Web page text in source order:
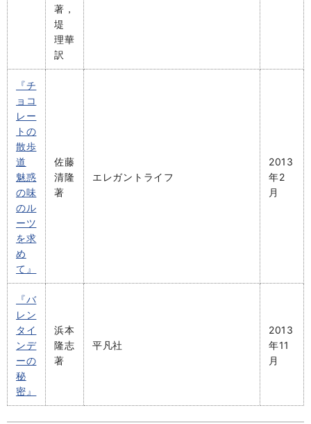
著，
堤
理華
訳
『チ
ョコ
レー
トの
散歩
道
魅惑
の味
のル
ーツ
を求
め
て』
佐藤
清隆
著
エレガントライフ
2013
年2
月
『バ
レン
タイ
ンデ
ーの
秘
密』
浜本
隆志
著
平凡社
2013
年11
月